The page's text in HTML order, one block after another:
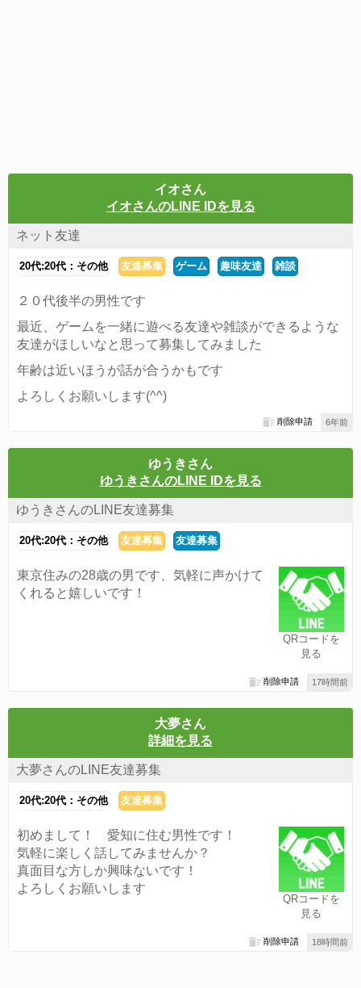
イオさん
イオさんのLINE IDを見る
ネット友達
20代:20代：その他 友達募集 ゲーム 趣味友達 雑談
２０代後半の男性です
最近、ゲームを一緒に遊べる友達や雑談ができるような
友達がほしいなと思って募集してみました
年齢は近いほうが話が合うかもです
よろしくお願いします(^^)
6年前
削除申請
ゆうきさん
ゆうきさんのLINE IDを見る
ゆうきさんのLINE友達募集
20代:20代：その他 友達募集 友達募集
QRコードを
見る
東京住みの28歳の男です、気軽に声かけて
くれると嬉しいです！
17時間前
削除申請
大夢さん
詳細を見る
大夢さんのLINE友達募集
20代:20代：その他 友達募集
QRコードを
見る
初めまして！ 愛知に住む男性です！
気軽に楽しく話してみませんか？
真面目な方しか興味ないです！
よろしくお願いします
18時間前
削除申請